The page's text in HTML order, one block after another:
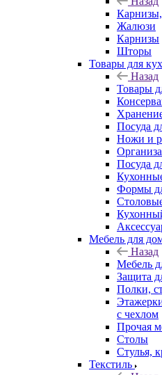
Жалюзи
Карнизы
Шторы
Товары для
Назад
Товары
Посуда
Ножи и
Посуда
Формы
Мебель для
Назад
Мебель
Защита
Полки,
с чехлом
Прочая
Столы
Стулья,
Текстиль